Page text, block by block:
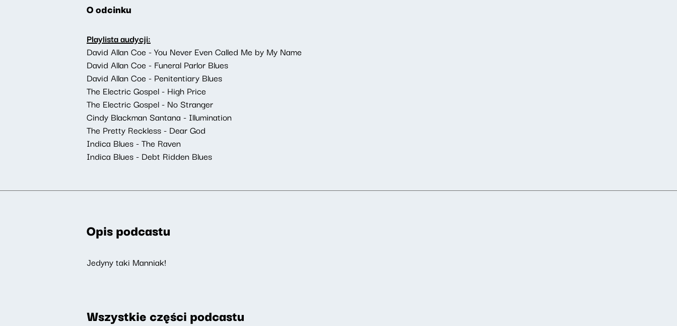
O odcinku
Playlista audycji:
David Allan Coe - You Never Even Called Me by My Name
David Allan Coe - Funeral Parlor Blues
David Allan Coe - Penitentiary Blues
The Electric Gospel - High Price
The Electric Gospel - No Stranger
Cindy Blackman Santana - Illumination
The Pretty Reckless - Dear God
Indica Blues - The Raven
Indica Blues - Debt Ridden Blues
Opis podcastu
Jedyny taki Manniak!
Wszystkie części podcastu